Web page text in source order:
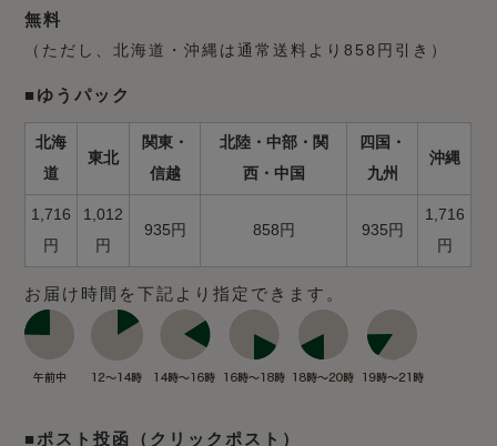
無料
（ただし、北海道・沖縄は通常送料より858円引き）
■ゆうパック
北海
道
東北
関東・
信越
北陸・中部・関
西・中国
四国・
九州
沖縄
1,716
円
1,012
円
935円 858円 935円
1,716
円
お届け時間を下記より指定できます。
■ポスト投函（クリックポスト）